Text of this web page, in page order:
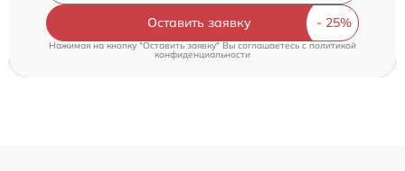
Оставить заявку
Нажимая на кнопку "Оставить заявку" Вы соглашаетесь cполитикой
конфиденциальности